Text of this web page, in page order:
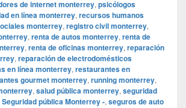
de internet monterrey, psicólogos
en línea monterrey, recursos humanos
monterrey, registro civil monterrey,
, renta de autos monterrey, renta de
, renta de oficinas monterrey, reparación
, reparación de electrodomésticos
en línea monterrey, restaurantes en
gourmet monterrey, running monterrey,
, salud pública monterrey, seguridad
Seguridad pública Monterrey -, seguros de auto